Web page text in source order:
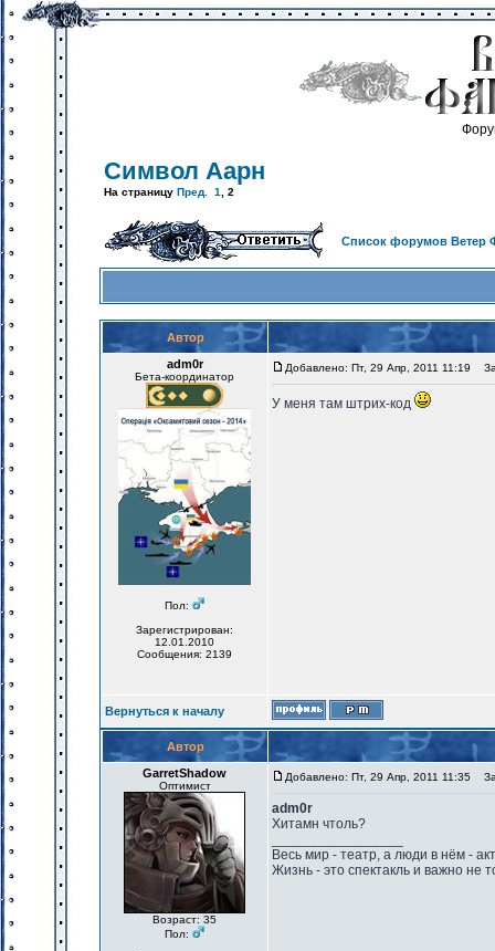
Символ Аарн
На страницу Пред. 1 2
Список форумов Ветер
Автор
adm0r
Бета-координатор
Пол:
Зарегистрирован:
12.01.2010
Сообщения: 2139
Добавлено: Пт, 29 Апр, 2011 11:19
У меня там штрих-код
Вернуться к началу
Автор
GarretShadow
Оптимист
Возраст: 35
Пол:
Добавлено: Пт, 29 Апр, 2011 11:35
adm0r
Хитамн чтоль?
Весь мир - театр, а люди в нём -
Жизнь - это спектакль и важно не